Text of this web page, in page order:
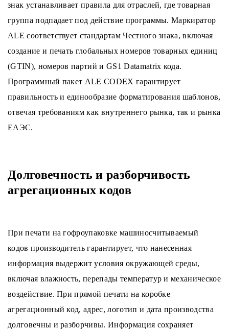
знак устанавливает правила для отраслей, где товарная
группа подпадает под действие программы. Маркиратор
ALE соответствует стандартам Честного знака, включая
создание и печать глобальных номеров товарных единиц
(GTIN), номеров партий и GS1 Datamatrix кода.
Программный пакет ALE CODEX гарантирует
правильность и единообразие форматирования шаблонов,
отвечая требованиям как внутреннего рынка, так и рынка
ЕАЭС.
Долговечность и разборчивость
агрегационных кодов
При печати на гофроупаковке машиносчитываемый
кодов производитель гарантирует, что нанесенная
информация выдержит условия окружающей среды,
включая влажность, перепады температур и механическое
воздействие. При прямой печати на коробке
агрегационный код, адрес, логотип и дата производства
долговечны и разборчивы. Информация сохраняет